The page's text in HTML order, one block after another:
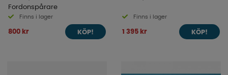
Fordonspårare
Finns i lager
800 kr KÖP!
Finns i lager
1 395 kr KÖP!